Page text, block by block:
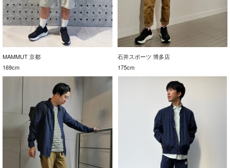
MAMMUT 京都
169cm
石井スポーツ 博多店
175cm